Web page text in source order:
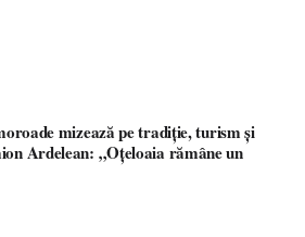
mizează pe tradiție, turism și